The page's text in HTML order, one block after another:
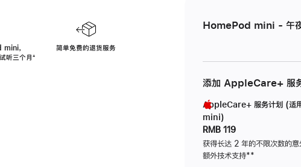
，
听三个月脚
⁺
简单免费的退货服务
HomePod mini - 午
添加 AppleCare+ 服
AppleCare+ 服务计划 (适
mini)
RMB 119
获得长达 2 年的不限次数的
额外技术支持脚
**